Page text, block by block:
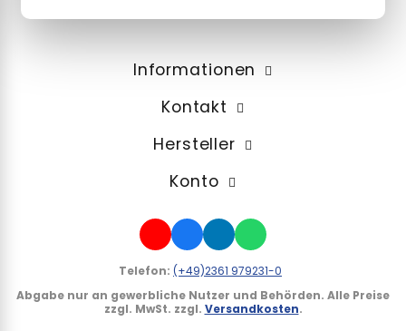
Informationen
Kontakt
Hersteller
Konto
Telefon: (+49)2361 979231-0
Abgabe nur an gewerbliche Nutzer und Behörden. Alle Preise
zzgl. MwSt. zzgl. Versandkosten.